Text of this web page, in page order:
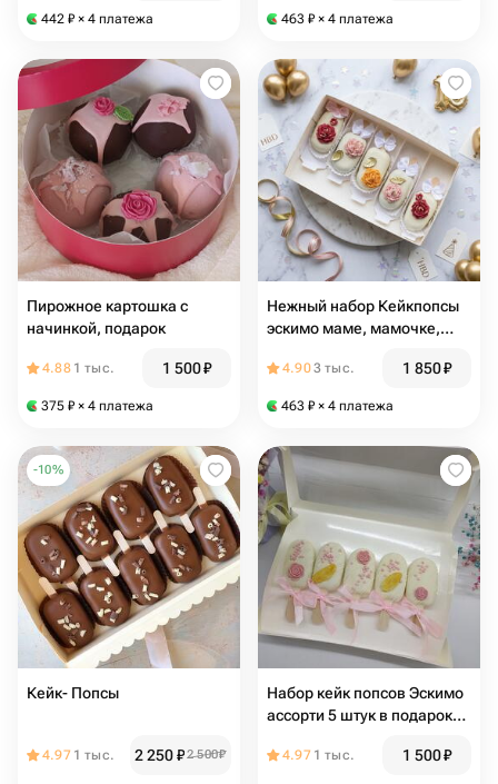
442 ₽ × 4 платежа 463 ₽ × 4 платежа
Пирожное картошка с
начинкой, подарок
4.88 1 тыс. 1 500₽
375 ₽ × 4 платежа
Нежный набор Кейкпопсы
эскимо маме, мамочке,
воспитателю
4.903 тыс. 1 850₽
463 ₽ × 4 платежа
-10%
Кейк- Попсы
4.97 1 тыс. 2 250₽2 500₽
Набор кейк попсов Эскимо
ассорти 5 штук в подарок
девушке, на день рождения
4.97 1 тыс. 1 500₽